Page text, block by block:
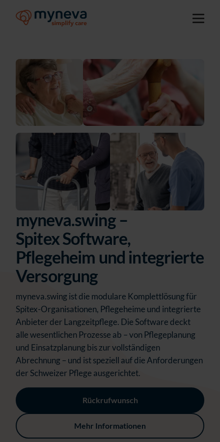
myneva.swing –
Spitex Software,
Pflegeheim und integrierte
Versorgung
myneva.swing ist die modulare Komplettlösung für
Spitex-Organisationen, Pflegeheime und integrierte
Anbieter der Langzeitpflege. Die Software deckt
alle wesentlichen Prozesse ab – von Pflegeplanung
und Einsatzplanung bis zur vollständigen
Abrechnung – und ist speziell auf die Anforderungen
der Schweizer Pflege ausgerichtet.
Rückrufwunsch
Mehr Informationen